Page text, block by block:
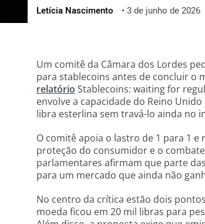
Letícia Nascimento • 3 de junho de 2026
Um comitê da Câmara dos Lordes
para stablecoins antes de concluir o
relatório Stablecoins: waiting for
envolve a capacidade do Reino
libra esterlina sem travá-lo ainda no
O comitê apoia o lastro de 1 para 1
proteção do consumidor e o
parlamentares afirmam que parte
para um mercado que ainda não
No centro da crítica estão dois
moeda ficou em 20 mil libras para